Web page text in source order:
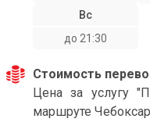
Вс
до 21:30
Стоимость
Цена за услугу
маршруте